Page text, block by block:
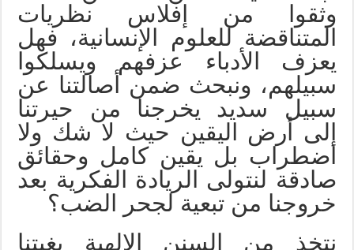
وثقوا من إفلاس نظريات
المتناقضة للعلوم الإنسانية، فهل
يعزف الأدباء عزفهم ويسلكوا
سبيلهم، ونبحث ضمن أصالتنا عن
سبيل سديد يخرجنا من حيرتنا
إلى أرض اليقين حيث لا شك ولا
اضطراب بل يقين كامل وحقائق
صادقة لنتولى الريادة الفكرية بعد
خروجنا من تبعية لجحر الضب؟
نتخذ من السنن الإلهية بغيتنا